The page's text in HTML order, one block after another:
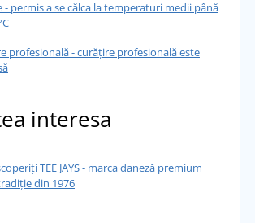
- permis a se călca la temperaturi medii până
profesională - curățire profesională este
interesa
TEE JAYS - marca daneză premium
din 1976